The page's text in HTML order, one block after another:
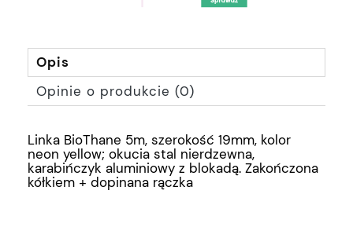
Opis
Opinie o produkcie (0)
Linka BioThane 5m, szerokość 19mm, kolor
neon yellow; okucia stal nierdzewna,
karabińczyk aluminiowy z blokadą. Zakończona
kółkiem + dopinana rączka